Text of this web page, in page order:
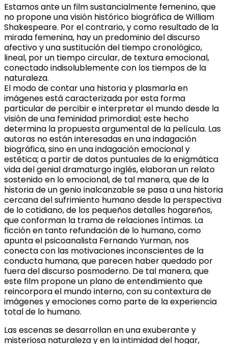
Estamos ante un film sustancialmente femenino, que
no propone una visión histórico biográfica de William
Shakespeare. Por el contrario, y como resultado de la
mirada femenina, hay un predominio del discurso
afectivo y una sustitución del tiempo cronológico,
lineal, por un tiempo circular, de textura emocional,
conectado indisolublemente con los tiempos de la
naturaleza.
El modo de contar una historia y plasmarla en
imágenes está caracterizada por esta forma
particular de percibir e interpretar el mundo desde la
visión de una feminidad primordial; este hecho
determina la propuesta argumental de la película. Las
autoras no están interesadas en una indagación
biográfica, sino en una indagación emocional y
estética; a partir de datos puntuales de la enigmática
vida del genial dramaturgo inglés, elaboran un relato
sostenido en lo emocional, de tal manera, que de la
historia de un genio inalcanzable se pasa a una historia
cercana del sufrimiento humano desde la perspectiva
de lo cotidiano, de los pequeños detalles hogareños,
que conforman la trama de relaciones íntimas. La
ficción en tanto refundación de lo humano, como
apunta el psicoanalista Fernando Yurman, nos
conecta con las motivaciones inconscientes de la
conducta humana, que parecen haber quedado por
fuera del discurso posmoderno. De tal manera, que
este film propone un plano de entendimiento que
reincorpora el mundo interno, con su contextura de
imágenes y emociones como parte de la experiencia
total de lo humano.
Las escenas se desarrollan en una exuberante y
misteriosa naturaleza y en la intimidad del hogar,